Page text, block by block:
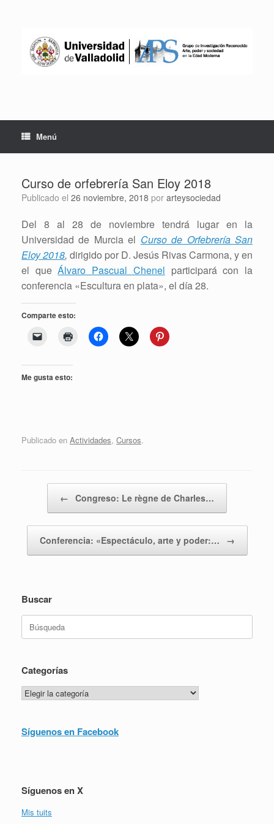
Menú
Curso de orfebrería San Eloy 2018
Publicado el 26 noviembre, 2018 por arteysociedad
Del 8 al 28 de noviembre tendrá lugar en la
Universidad de Murcia el Curso de Orfebrería San
Eloy 2018, dirigido por D. Jesús Rivas Carmona, y en
el queÁlvaro Pascual Chenel participará con la
conferencia «Escultura en plata», el día 28.
Comparte esto:
Me gusta esto:
Publicado en Actividades, Cursos.
← Congreso: Le règne de Charles…
Conferencia: «Espectáculo, arte y poder:… →
Buscar
Categorías
Categorías
Síguenos en Facebook
Síguenos en X
Mis tuits